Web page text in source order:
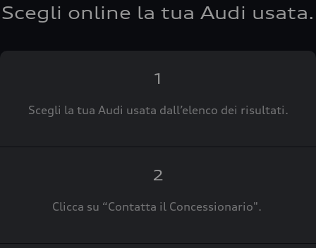
Scegli online la tua Audi usata.
1
Scegli la tua Audi usata dall’elenco dei risultati.
2
Clicca su “Contatta il Concessionario".